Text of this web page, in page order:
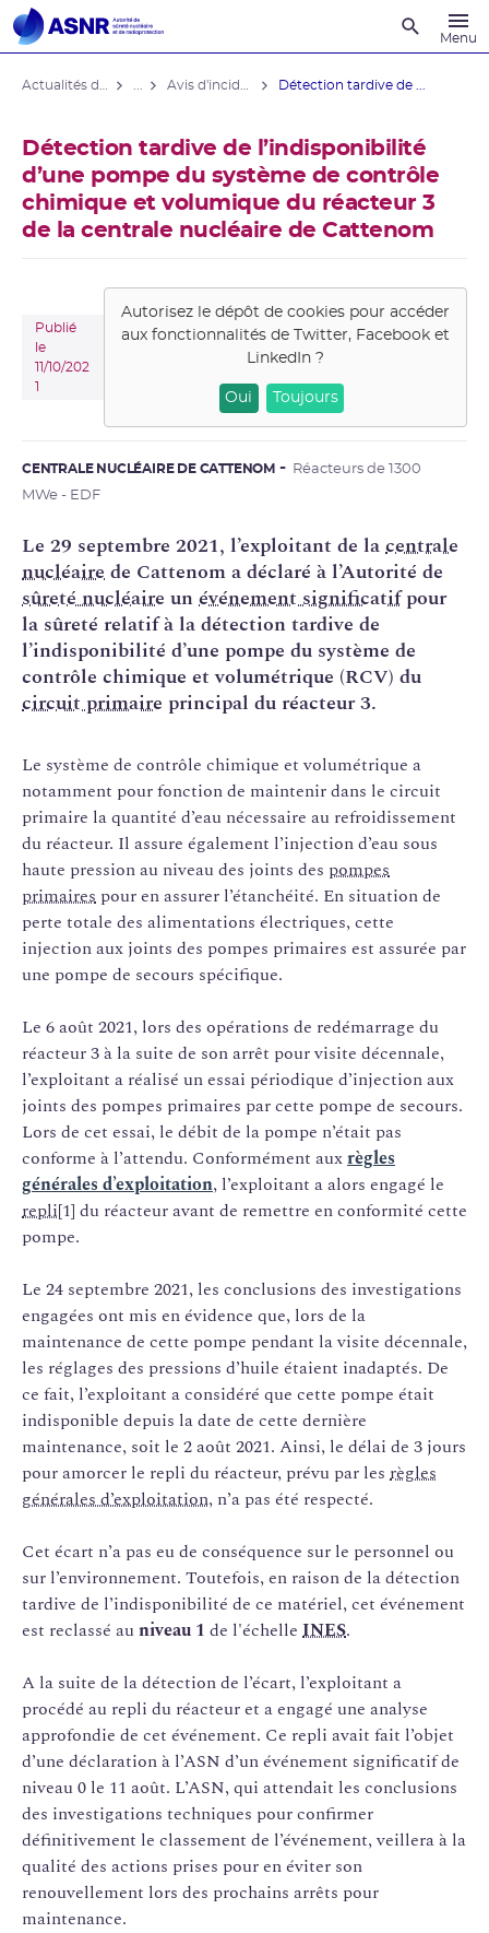
Menu
Détection tardive de ...
Détection tardive de l’indisponibilité
d’une pompe du système de contrôle
chimique et volumique du réacteur 3
de la centrale nucléaire de Cattenom
Publié
le
11/10/202
1
Autorisez le dépôt de cookies pour accéder
aux fonctionnalités de Twitter, Facebook et
LinkedIn?
Oui Toujours
CENTRALE NUCLÉAIRE DE CATTENOM
Réacteurs de 1300
MWe - EDF
Le 29 septembre 2021, l’exploitant de lacentrale
nucléairede Cattenom a déclaré à l’Autorité de
sûreté nucléaire unévénement significatifpour
la sûreté relatif à la détection tardive de
l’indisponibilité d’une pompe du système de
contrôle chimique et volumétrique (RCV) du
circuit primaire principal du réacteur 3.
Le système de contrôle chimique et volumétrique a
notamment pour fonction de maintenir dans le circuit
primaire la quantité d’eau nécessaire au refroidissement
du réacteur. Il assure également l’injection d’eau sous
haute pression au niveau des joints des pompes
primaires pour en assurer l’étanchéité. En situation de
perte totale des alimentations électriques, cette
injection aux joints des pompes primaires est assurée par
une pompe de secours spécifique.
Le 6 août 2021, lors des opérations de redémarrage du
réacteur 3 à la suite de son arrêt pour visite décennale,
l’exploitant a réalisé un essai périodique d’injection aux
joints des pompes primaires par cette pompe de secours.
Lors de cet essai, le débit de la pompe n’était pas
conforme à l’attendu. Conformément auxrègles
générales d’exploitation, l’exploitant a alors engagé le
repli[1] du réacteur avant de remettre en conformité cette
pompe.
Le 24 septembre 2021, les conclusions des investigations
engagées ont mis en évidence que, lors de la
maintenance de cette pompe pendant la visite décennale,
les réglages des pressions d’huile étaient inadaptés. De
ce fait, l’exploitant a considéré que cette pompe était
indisponible depuis la date de cette dernière
maintenance, soit le 2 août 2021. Ainsi, le délai de 3 jours
pour amorcer le repli du réacteur, prévu par les règles
générales d’exploitation, n’a pas été respecté.
Cet écart n’a pas eu de conséquence sur le personnel ou
sur l’environnement. Toutefois, en raison de la détection
tardive de l’indisponibilité de ce matériel, cet événement
est reclassé auniveau 1 de l'échelle INES.
A la suite de la détection de l’écart, l’exploitant a
procédé au repli du réacteur et a engagé une analyse
approfondie de cet événement. Ce repli avait fait l’objet
d’une déclaration à l’ASN d’un événement significatif de
niveau 0 le 11 août. L’ASN, qui attendait les conclusions
des investigations techniques pour confirmer
définitivement le classement de l’événement, veillera à la
qualité des actions prises pour en éviter son
renouvellement lors des prochains arrêts pour
maintenance.